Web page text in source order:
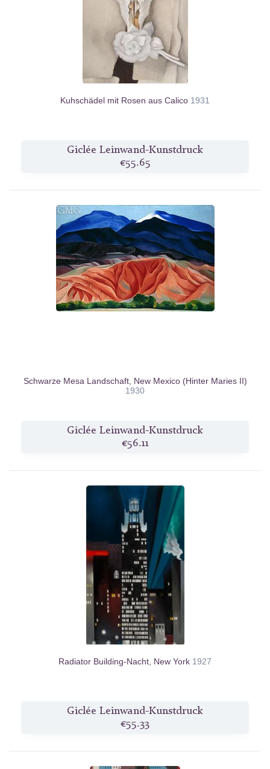
Kuhschädel mit Rosen aus Calico 1931
Giclée Leinwand-Kunstdruck
€55.65
Schwarze Mesa Landschaft, New Mexico (Hinter Maries II)
1930
Giclée Leinwand-Kunstdruck
€56.11
Radiator Building-Nacht, New York 1927
Giclée Leinwand-Kunstdruck
€55.33